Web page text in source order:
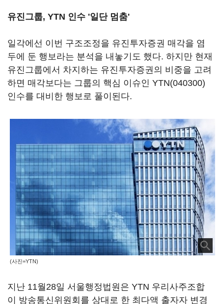
유진그룹, YTN 인수 '일단 멈춤'
일각에선 이번 구조조정을 유진투자증권 매각을 염
두에 둔 행보라는 분석을 내놓기도 했다. 하지만 현재
유진그룹에서 차지하는 유진투자증권의 비중을 고려
하면 매각보다는 그룹의 핵심 이슈인 YTN(040300)
인수를 대비한 행보로 풀이된다.
(사진=YTN)
지난 11월28일 서울행정법원은 YTN 우리사주조합
이 방송통신위원회를 상대로 한 최다액 출자자 변경